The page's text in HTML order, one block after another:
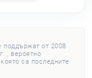
поддържат от 2008
, вероятно
са последните